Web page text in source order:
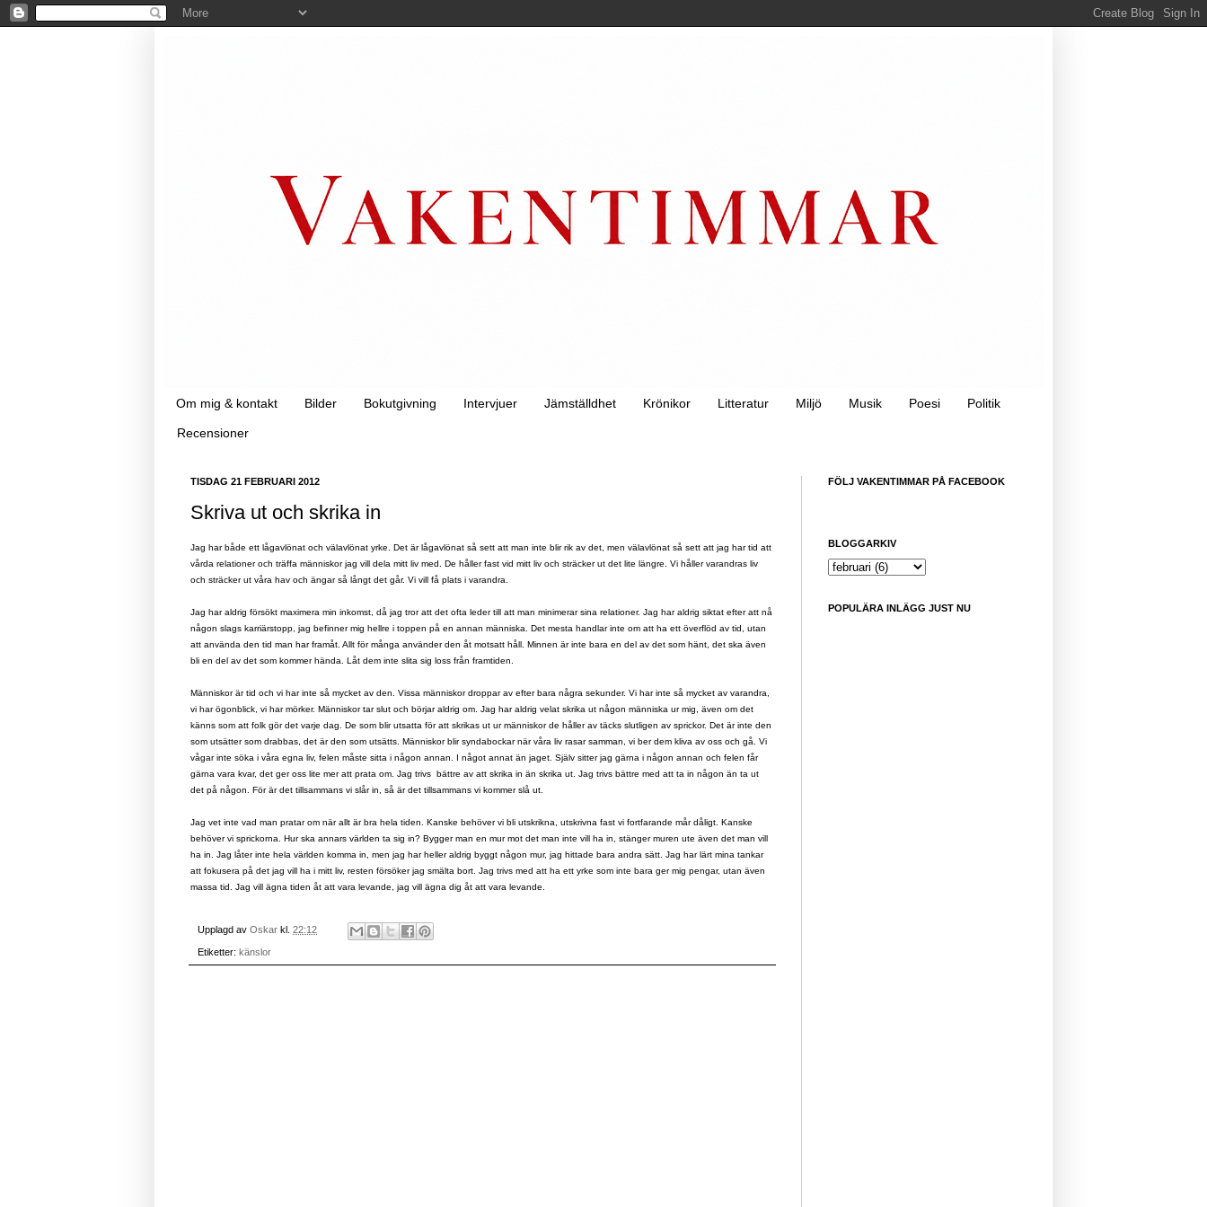
Om mig & kontakt Bilder Bokutgivning Intervjuer Jämställdhet Krönikor Litteratur Miljö Musik Poesi Politik
Recensioner
TISDAG 21 FEBRUARI 2012
Skriva ut och skrika in
Jag har både ett lågavlönat och välavlönat yrke. Det är lågavlönat så sett att man inte blir rik av det, men välavlönat så sett att jag har tid att
vårda relationer och träffa människor jag vill dela mitt liv med. De håller fast vid mitt liv och sträcker ut det lite längre. Vi håller varandras liv
och sträcker ut våra hav och ängar så långt det går. Vi vill få plats i varandra.
Jag har aldrig försökt maximera min inkomst, då jag tror att det ofta leder till att man minimerar sina relationer. Jag har aldrig siktat efter att nå
någon slags karriärstopp, jag befinner mig hellre i toppen på en annan människa. Det mesta handlar inte om att ha ett överflöd av tid, utan
att använda den tid man har framåt. Allt för många använder den åt motsatt håll. Minnen är inte bara en del av det som hänt, det ska även
bli en del av det som kommer hända. Låt dem inte slita sig loss från framtiden.
Människor är tid och vi har inte så mycket av den. Vissa människor droppar av efter bara några sekunder. Vi har inte så mycket av varandra,
vi har ögonblick, vi har mörker. Människor tar slut och börjar aldrig om. Jag har aldrig velat skrika ut någon människa ur mig, även om det
känns som att folk gör det varje dag. De som blir utsatta för att skrikas ut ur människor de håller av täcks slutligen av sprickor. Det är inte den
som utsätter som drabbas, det är den som utsätts. Människor blir syndabockar när våra liv rasar samman, vi ber dem kliva av oss och gå. Vi
vågar inte söka i våra egna liv, felen måste sitta i någon annan. I något annat än jaget. Själv sitter jag gärna i någon annan och felen får
gärna vara kvar, det ger oss lite mer att prata om. Jag trivs bättre av att skrika in än skrika ut. Jag trivs bättre med att ta in någon än ta ut
det på någon. För är det tillsammans vi slår in, så är det tillsammans vi kommer slå ut.
Jag vet inte vad man pratar om när allt är bra hela tiden. Kanske behöver vi bli utskrikna, utskrivna fast vi fortfarande mår dåligt. Kanske
behöver vi sprickorna. Hur ska annars världen ta sig in? Bygger man en mur mot det man inte vill ha in, stänger muren ute även det man vill
ha in. Jag låter inte hela världen komma in, men jag har heller aldrig byggt någon mur, jag hittade bara andra sätt. Jag har lärt mina tankar
att fokusera på det jag vill ha i mitt liv, resten försöker jag smälta bort. Jag trivs med att ha ett yrke som inte bara ger mig pengar, utan även
massa tid. Jag vill ägna tiden åt att vara levande, jag vill ägna dig åt att vara levande.
Upplagd av Oskar kl. 22:12
Etiketter: känslor
FÖLJ VAKENTIMMAR PÅ FACEBOOK
BLOGGARKIV
POPULÄRA INLÄGG JUST NU